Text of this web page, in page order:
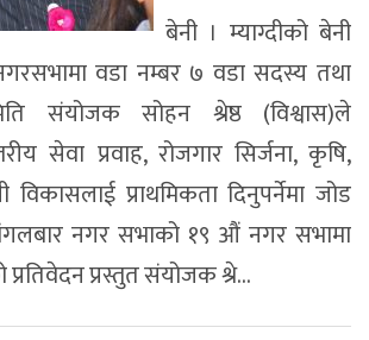
बेनी । म्याग्दीको बेनी
वडा नम्बर ७ वडा सदस्य तथा
संयोजक सोहन श्रेष्ठ (विश्वास)ले
सेवा प्रवाह, रोजगार सिर्जना, कृषि,
प्राथमिकता दिनुपर्नेमा जोड
नगर सभाको १९ औं नगर सभामा
प्रस्तुत संयोजक श्रे...